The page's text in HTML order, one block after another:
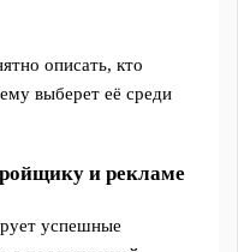
описать, кто
выберет её среди
и рекламе
успешные